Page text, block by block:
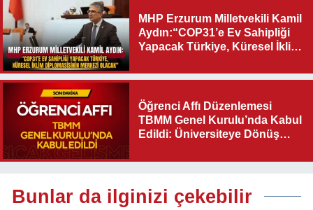
MHP Erzurum Milletvekili Kamil
Aydın:“COP31’e Ev Sahipliği
Yapacak Türkiye, Küresel İklim
Olacak"
Öğrenci Affı Düzenlemesi
TBMM Genel Kurulu’nda Kabul
Edildi: Üniversiteye Dönüş
Bunlar da ilginizi çekebilir